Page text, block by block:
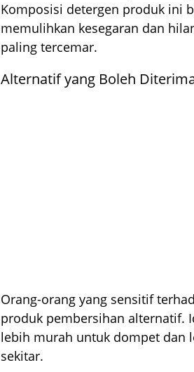
Komposisi detergen produk ini
memulihkan kesegaran dan
paling tercemar.
Alternatif yang Boleh
Orang-orang yang sensitif
produk pembersihan alternatif.
lebih murah untuk dompet dan
sekitar.